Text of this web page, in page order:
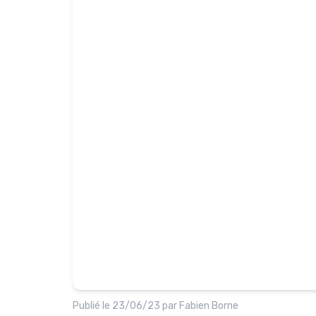
Publié le 23/06/23 par Fabien Borne